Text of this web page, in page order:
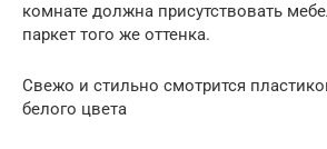
комнате должна присутствовать
паркет того же оттенка.
Свежо и стильно смотрится
белого цвета